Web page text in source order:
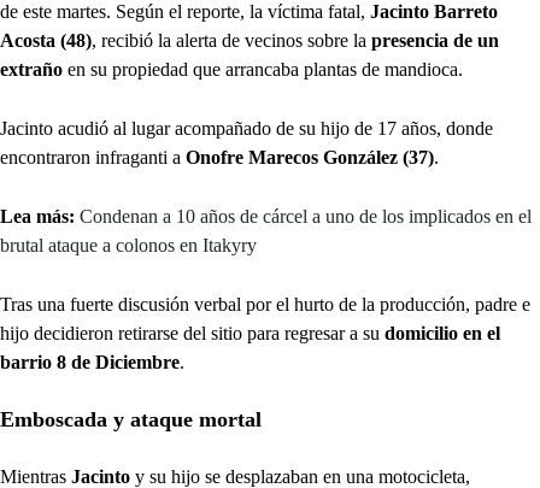
de este martes. Según el reporte, la víctima fatal, Jacinto Barreto
Acosta (48), recibió la alerta de vecinos sobre la presencia de un
extraño en su propiedad que arrancaba plantas de mandioca.
Jacinto acudió al lugar acompañado de su hijo de 17 años, donde
encontraron infraganti a Onofre Marecos González (37).
Lea más: Condenan a 10 años de cárcel a uno de los implicados en el
brutal ataque a colonos en Itakyry
Tras una fuerte discusión verbal por el hurto de la producción, padre e
hijo decidieron retirarse del sitio para regresar a su domicilio en el
barrio 8 de Diciembre.
Emboscada y ataque mortal
Mientras Jacinto y su hijo se desplazaban en una motocicleta,